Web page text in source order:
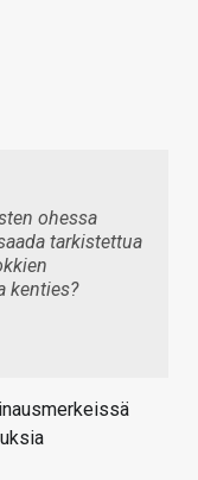
ohessa
tarkistettua
kenties?